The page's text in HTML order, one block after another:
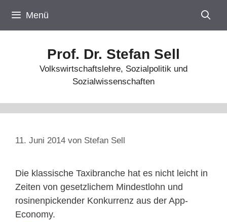
Inhalt
springen
Menü
Prof. Dr. Stefan Sell
Volkswirtschaftslehre, Sozialpolitik und
Sozialwissenschaften
11. Juni 2014 von Stefan Sell
Die klassische Taxibranche hat es nicht leicht in
Zeiten von gesetzlichem Mindestlohn und
rosinenpickender Konkurrenz aus der App-
Economy.